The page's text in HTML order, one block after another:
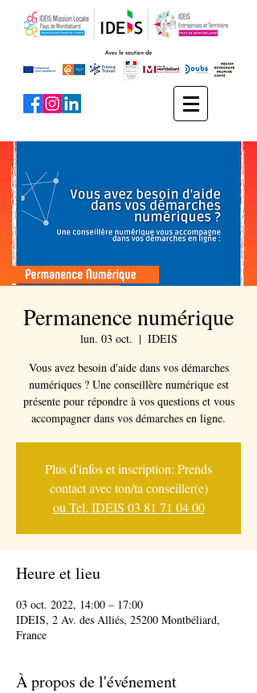
Permanence numérique
lun. 03 oct.
  |
IDEIS
Vous avez besoin d'aide dans vos démarches
numériques ? Une conseillère numérique est
présente pour répondre à vos questions et vous
accompagner dans vos démarches en ligne.
Plus d'infos et inscription: Prends
contact avec ton/ta conseiller(e)
ou Tel. IDEIS 03 81 71 04 00
Heure et lieu
03 oct. 2022, 14:00 – 17:00
IDEIS, 2 Av. des Alliés, 25200 Montbéliard,
France
À propos de l'événement